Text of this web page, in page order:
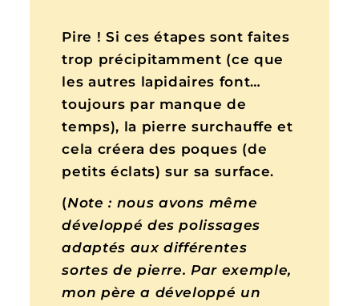
Pire ! Si ces étapes sont faites
trop précipitamment (ce que
les autres lapidaires font…
toujours par manque de
temps), la pierre surchauffe et
cela créera des poques (de
petits éclats) sur sa surface.
(Note : nous avons même
développé des polissages
adaptés aux différentes
sortes de pierre. Par exemple,
mon père a développé un